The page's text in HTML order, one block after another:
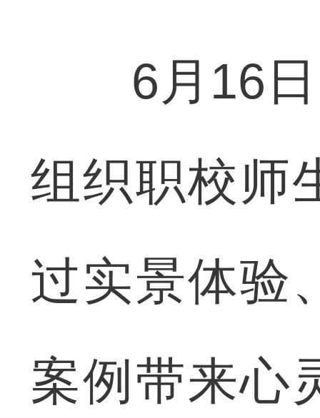
6月16日
组织职校师
过实景体验
案例带来心